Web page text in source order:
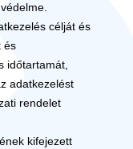
célját és
és
időtartamát,
adatkezelést
rendelet
kifejezett